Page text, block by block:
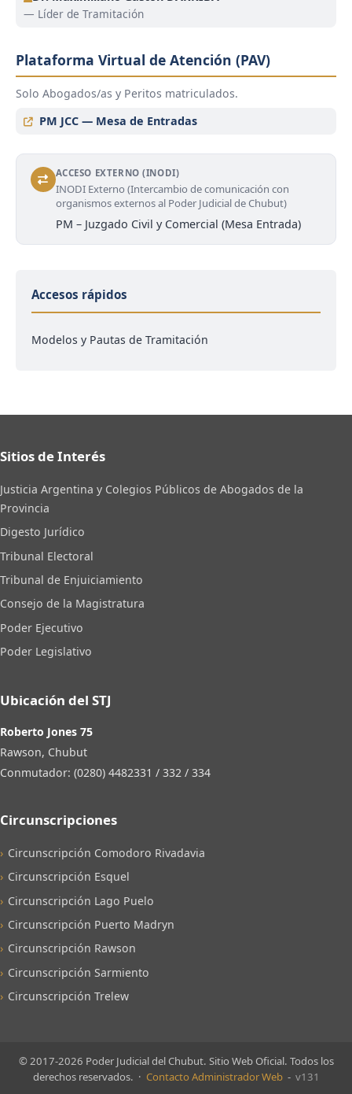
— Líder de Tramitación
Plataforma Virtual de Atención (PAV)
Solo Abogados/as y Peritos matriculados.
PM JCC — Mesa de Entradas
ACCESO EXTERNO (INODI)
INODI Externo (Intercambio de comunicación con
organismos externos al Poder Judicial de Chubut)
PM – Juzgado Civil y Comercial (Mesa Entrada)
Accesos rápidos
Modelos y Pautas de Tramitación
Sitios de Interés
Justicia Argentina y Colegios Públicos de Abogados de la
Provincia
Digesto Jurídico
Tribunal Electoral
Tribunal de Enjuiciamiento
Consejo de la Magistratura
Poder Ejecutivo
Poder Legislativo
Ubicación del STJ
Roberto Jones 75
Rawson, Chubut
Conmutador: (0280) 4482331 / 332 / 334
Circunscripciones
Circunscripción Comodoro Rivadavia
Circunscripción Esquel
Circunscripción Lago Puelo
Circunscripción Puerto Madryn
Circunscripción Rawson
Circunscripción Sarmiento
Circunscripción Trelew
© 2017-2026 Poder Judicial del Chubut. Sitio Web Oficial. Todos los
derechos reservados. · Contacto Administrador Web- v131